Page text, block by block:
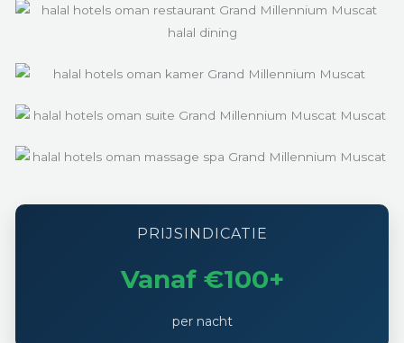
PRIJSINDICATIE
Vanaf €100+
per nacht